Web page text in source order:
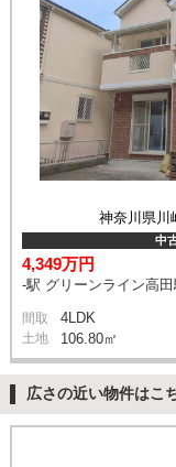
神奈川県川
中
4,349万円
-駅 グリーンライン高
間取 4LDK
土地 106.80㎡
広さの近い物件はこ